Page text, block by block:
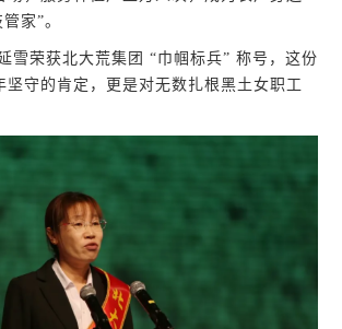
家”。
雪荣获北大荒集团 “巾帼标兵” 称号，这份
坚守的肯定，更是对无数扎根黑土女职工